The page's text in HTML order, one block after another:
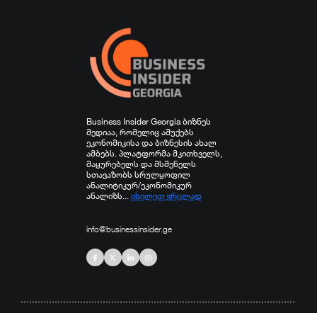
Business Insider Georgia ბიზნეს
მედიაა, რომელიც აშუქებს
ეკონომიკისა და ბიზნესის ახალ
ამბებს. პლატფორმა მკითხველს,
მაყურებელს და მსმენელს
სთავაზობს სრულყოფილ
ანალიტიკურ/ეკონომიკურ
ანალიზს... იხილეთ ვრცლად
info@businessinsider.ge